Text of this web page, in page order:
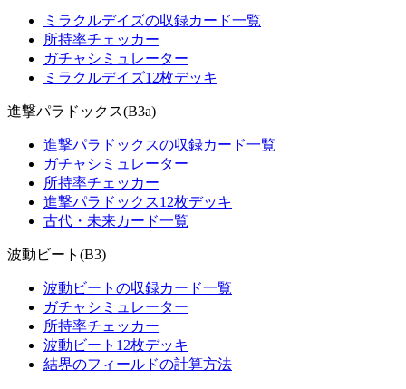
ミラクルデイズの収録カード一覧
所持率チェッカー
ガチャシミュレーター
ミラクルデイズ12枚デッキ
進撃パラドックス(B3a)
進撃パラドックスの収録カード一覧
ガチャシミュレーター
所持率チェッカー
進撃パラドックス12枚デッキ
古代・未来カード一覧
波動ビート(B3)
波動ビートの収録カード一覧
ガチャシミュレーター
所持率チェッカー
波動ビート12枚デッキ
結界のフィールドの計算方法